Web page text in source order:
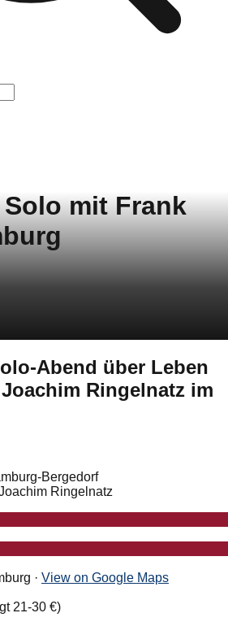
mit Frank
Abend über Leben
Ringelnatz im
Bergedorf
Ringelnatz
· View on Google Maps
21-30 €)